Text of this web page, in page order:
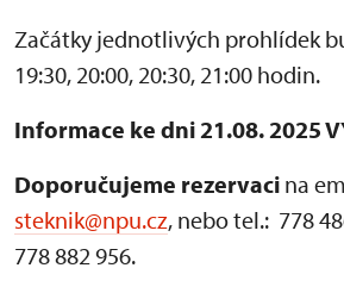
Začátky jednotlivých prohlídek
19:30, 20:00, 20:30, 21:00 hodin.
Informace ke dni 21.08. 2025
Doporučujeme rezervaci na
steknik@npu.cz, nebo tel.: 778
778 882 956.